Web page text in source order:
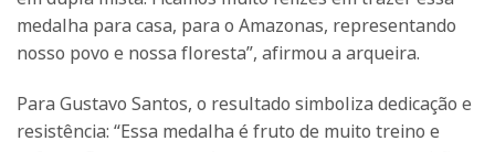
medalha para casa, para o Amazonas, representando
nosso povo e nossa floresta”, afirmou a arqueira.
Para Gustavo Santos, o resultado simboliza dedicação e
resistência: “Essa medalha é fruto de muito treino e